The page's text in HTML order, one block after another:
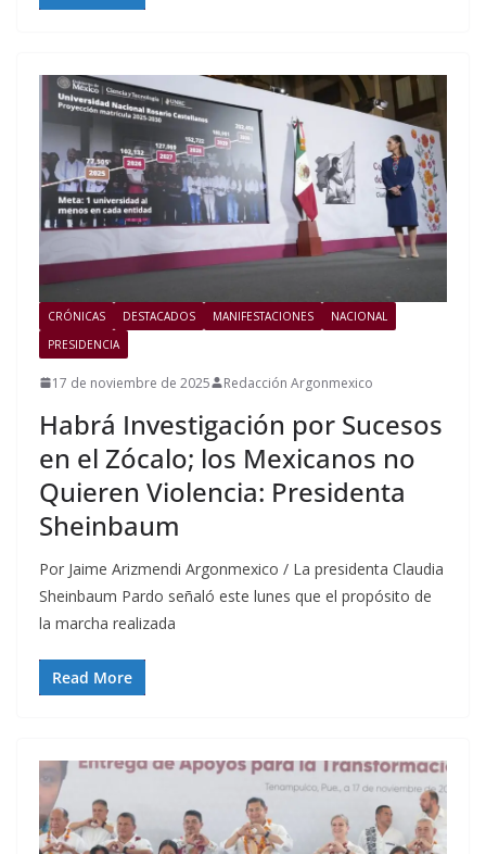
CRÓNICAS DESTACADOS MANIFESTACIONES
NACIONAL
PRESIDENCIA
17 de noviembre de 2025 Redacción Argonmexico
Habrá Investigación por Sucesos
en el Zócalo; los Mexicanos no
Quieren Violencia: Presidenta
Sheinbaum
Por Jaime Arizmendi Argonmexico / La presidenta Claudia
Sheinbaum Pardo señaló este lunes que el propósito de
la marcha realizada
Read More